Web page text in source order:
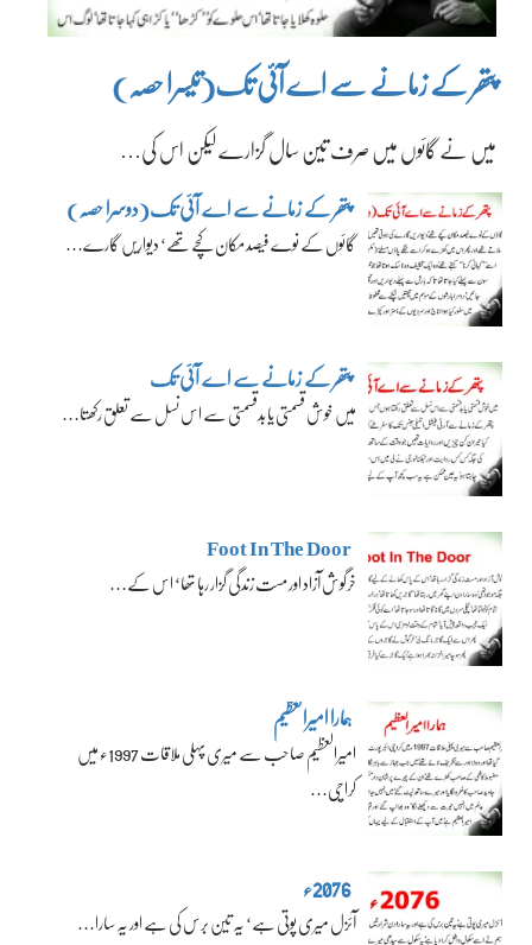
پتھر کے زمانے سے اے آئی تک(تیسرا حصہ)
میں نے گائوں میں صرف تین سال گزارے لیکن اس کی…
پتھر کے زمانے سے اے آئی تک(دوسرا حصہ)
گائوں کے نوے فیصد مکان کچے تھے‘ دیواریں گارے…
پتھر کے زمانے سے اے آئی تک
میں خوش قسمتی یا بدقسمتی سے اس نسل سے تعلق رکھتا…
Foot In The Door
خرگوش آزاد اور مست زندگی گزار رہا تھا‘ اس کے…
ہمارا امیرالعظیم
امیرالعظیم صاحب سے میری پہلی ملاقات 1997ء میں
کراچی…
2076ء
آئزل میری پوتی ہے‘ یہ تین برس کی ہے اور یہ سارا…